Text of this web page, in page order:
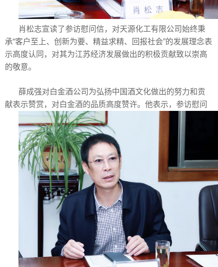
肖松志宣读了参访慰问信，对天源化工有限公司始终秉
承“客户至上、创新为要、精益求精、回报社会”的发展理念表
示高度认同，对其为江苏经济发展做出的积极贡献致以崇高
的敬意。
薛成强对白金酒公司为弘扬中国酒文化做出的努力和贡
献表示赞赏，对白金酒的品质高度赞许。他表示，参访慰问